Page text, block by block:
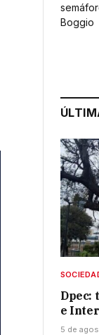
Boggio
Dpec:
e
5 de